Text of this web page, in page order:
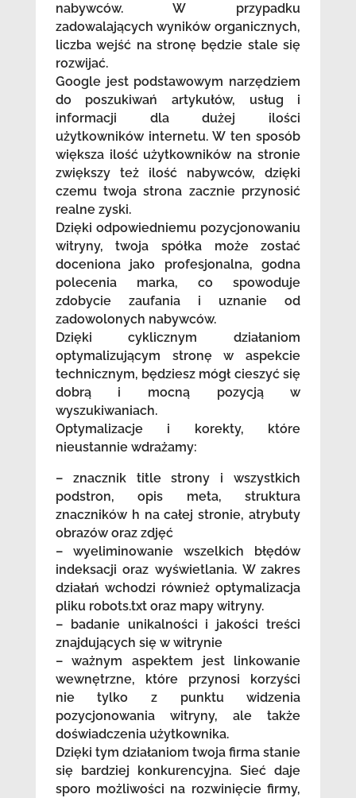
nabywców. W przypadku
zadowalających wyników organicznych,
liczba wejść na stronę będzie stale się
rozwijać.
Google jest podstawowym narzędziem
do poszukiwań artykułów, usług i
informacji dla dużej ilości
użytkowników internetu. W ten sposób
większa ilość użytkowników na stronie
zwiększy też ilość nabywców, dzięki
czemu twoja strona zacznie przynosić
realne zyski.
Dzięki odpowiedniemu pozycjonowaniu
witryny, twoja spółka może zostać
doceniona jako profesjonalna, godna
polecenia marka, co spowoduje
zdobycie zaufania i uznanie od
zadowolonych nabywców.
Dzięki cyklicznym działaniom
optymalizującym stronę w aspekcie
technicznym, będziesz mógł cieszyć się
dobrą i mocną pozycją w
wyszukiwaniach.
Optymalizacje i korekty, które
nieustannie wdrażamy:
– znacznik title strony i wszystkich
podstron, opis meta, struktura
znaczników h na całej stronie, atrybuty
obrazów oraz zdjęć
– wyeliminowanie wszelkich błędów
indeksacji oraz wyświetlania. W zakres
działań wchodzi również optymalizacja
pliku robots.txt oraz mapy witryny.
– badanie unikalności i jakości treści
znajdujących się w witrynie
– ważnym aspektem jest linkowanie
wewnętrzne, które przynosi korzyści
nie tylko z punktu widzenia
pozycjonowania witryny, ale także
doświadczenia użytkownika.
Dzięki tym działaniom twoja firma stanie
się bardziej konkurencyjna. Sieć daje
sporo możliwości na rozwinięcie firmy,